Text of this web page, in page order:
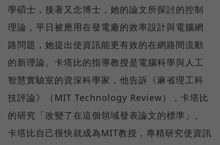
學碩士，接著又念博士，她的論文所探討的控制
理論，平日被應用在發電廠的效率設計與電腦網
路問題，她提出使資訊能更有效的在網路間流動
的新理論。卡塔比的指導教授是電腦科學與人工
智慧實驗室的資深科學家，他告訴《麻省理工科
技評論》（MIT Technology Review），卡塔比
的研究「改變了在這個領域發表論文的標準」。
卡塔比自己很快就成為MIT教授，專精研究使資訊